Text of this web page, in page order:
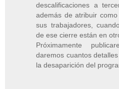
descalificaciones a
además de atribuir
sus trabajadores,
de ese cierre están en
Próximamente
daremos cuantos
la desaparición del